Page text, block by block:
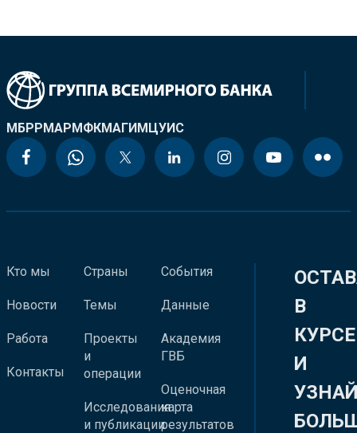
МБРРМАРМФКМАГИМЦУИС
Кто мы
Новости
Работа
Контакты
Страны
Темы
Проекты
и
операции
Исследования
и публикации
События
Данные
Академия
ГВБ
Оценочная
карта
результатов
В
КУРСЕ
И